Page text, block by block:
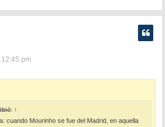
pm
↑
cuando Mourinho se fue del Madrid, en aquella